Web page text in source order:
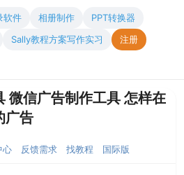
软件 相册制作
PPT转换器
Sally教程方案写作实习
注册
微信广告制作工具 怎样在
广告
心 反馈需求 找教程 国际版